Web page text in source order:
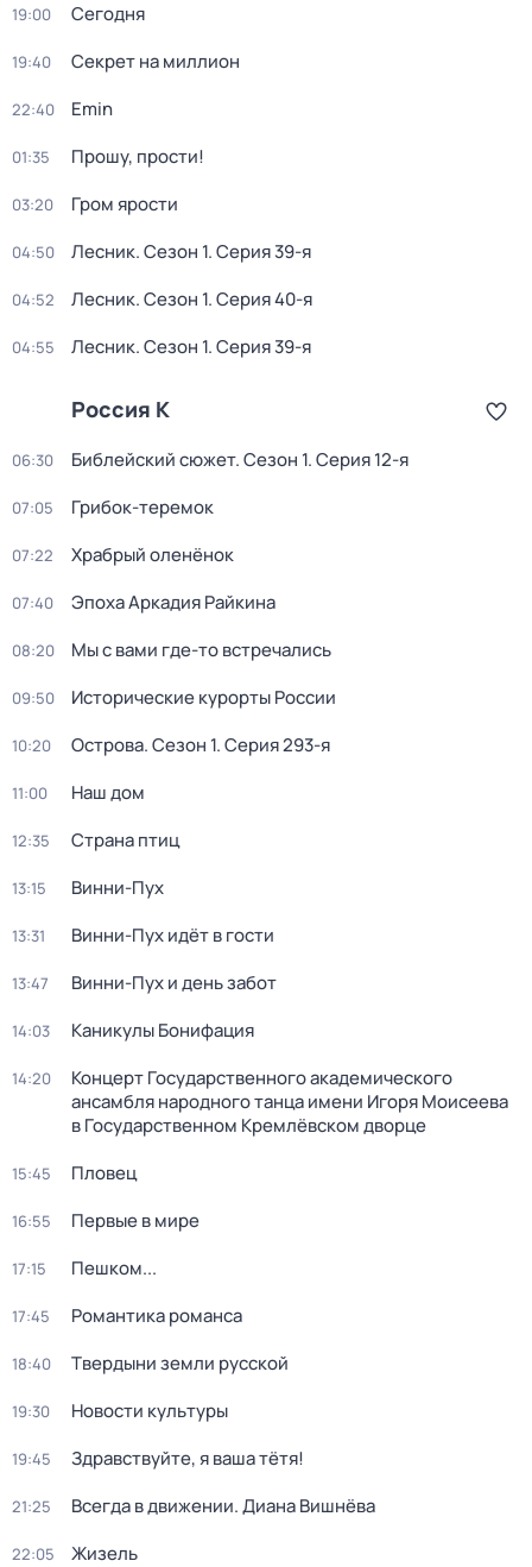
19:00 Сегодня
19:40 Секрет на миллион
22:40 Emin
01:35 Прошу, прости!
03:20 Гром ярости
04:50 Лесник. Сезон 1. Серия 39-я
04:52 Лесник. Сезон 1. Серия 40-я
04:55 Лесник. Сезон 1. Серия 39-я
Россия К
06:30 Библейский сюжет. Сезон 1. Серия 12-я
07:05 Грибок-теремок
07:22 Храбрый оленёнок
07:40 Эпоха Аркадия Райкина
08:20 Мы с вами где-то встречались
09:50 Исторические курорты России
10:20 Острова. Сезон 1. Серия 293-я
11:00 Наш дом
12:35 Страна птиц
13:15 Винни-Пух
13:31 Винни-Пух идёт в гости
13:47 Винни-Пух и день забот
14:03 Каникулы Бонифация
14:20
Концерт Государственного академического
ансамбля народного танца имени Игоря Моисеева
в Государственном Кремлёвском дворце
15:45 Пловец
16:55 Первые в мире
17:15 Пешком...
17:45 Романтика романса
18:40 Твердыни земли русской
19:30 Новости культуры
19:45 Здравствуйте, я ваша тётя!
21:25 Всегда в движении. Диана Вишнёва
22:05 Жизель